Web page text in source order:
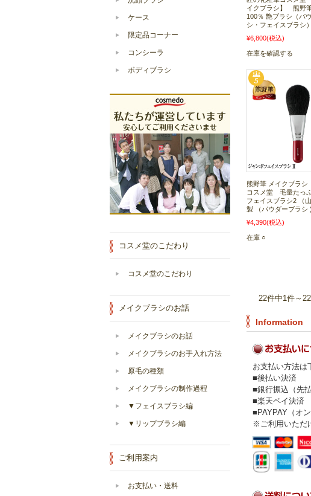
イクブラシ】 熊野
100％ 艶ブラシ（パ
シ・フェイスブラシ）
¥6,800(税込)
在庫を確認する
熊野筆 メイクブラ
コスメ堂 毛量たっ
フェイスブラシ2 （
製 （パウダーブラシ
¥4,390(税込)
在庫 ○
22件中1件～
Information
お支払い方法は
■後払い決済
■銀行振込（先払
■楽天ペイ決済
■PAYPAY（オ
※ご利用いただ
ケース
限定品コーナー
コンシーラ
ボディブラシ
コスメ堂のこだわり
コスメ堂のこだわり
メイクブラシのお話
メイクブラシのお話
メイクブラシのお手入れ方法
原毛の種類
メイクブラシの制作過程
▼フェイスブラシ編
▼リップブラシ編
ご利用案内
お支払い・送料